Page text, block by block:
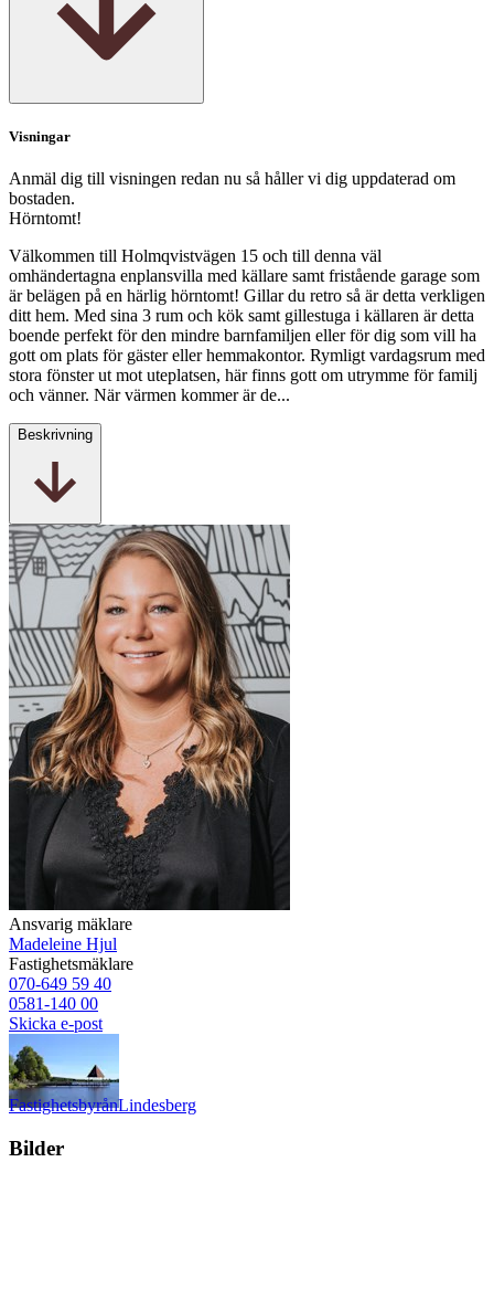
Visningar
Anmäl dig till visningen redan nu så håller vi dig uppdaterad om
bostaden.
Hörntomt!
Välkommen till Holmqvistvägen 15 och till denna väl
omhändertagna enplansvilla med källare samt fristående garage som
är belägen på en härlig hörntomt! Gillar du retro så är detta verkligen
ditt hem. Med sina 3 rum och kök samt gillestuga i källaren är detta
boende perfekt för den mindre barnfamiljen eller för dig som vill ha
gott om plats för gäster eller hemmakontor. Rymligt vardagsrum med
stora fönster ut mot uteplatsen, här finns gott om utrymme för familj
och vänner. När värmen kommer är de...
Beskrivning
Ansvarig mäklare
Madeleine Hjul
Fastighetsmäklare
070-649 59 40
0581-140 00
Skicka e-post
FastighetsbyrånLindesberg
Bilder